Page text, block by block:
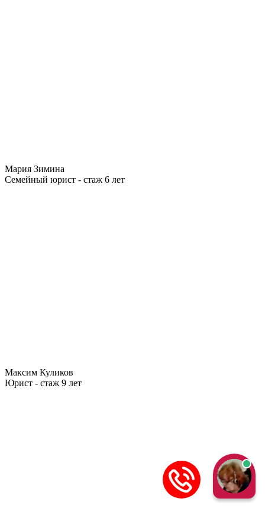
Мария Зимина
Семейный юрист - стаж 6 лет
Максим Куликов
Юрист - стаж 9 лет